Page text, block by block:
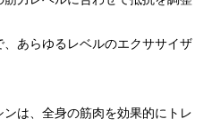
あらゆるレベルのエクササイザ
は、全身の筋肉を効果的にトレ